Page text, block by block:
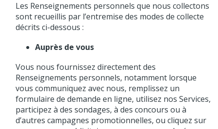
Les Renseignements personnels que nous collectons
sont recueillis par l’entremise des modes de collecte
décrits ci-dessous :
Auprès de vous
Vous nous fournissez directement des
Renseignements personnels, notamment lorsque
vous communiquez avec nous, remplissez un
formulaire de demande en ligne, utilisez nos Services,
participez à des sondages, à des concours ou à
d’autres campagnes promotionnelles, ou cliquez sur